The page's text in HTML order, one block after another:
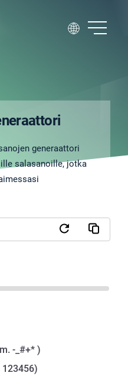
generaattori
salasanoille, jotka
-_#+* )